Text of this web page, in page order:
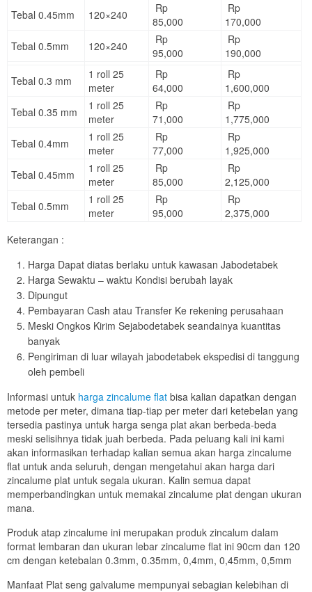
Tebal 0.45mm
120×240
Rp
85,000
Rp
170,000
Tebal 0.5mm
120×240
Rp
95,000
Rp
190,000
Tebal 0.3 mm
1 roll 25
meter
Rp
64,000
Rp
1,600,000
Tebal 0.35 mm
1 roll 25
meter
Rp
71,000
Rp
1,775,000
Tebal 0.4mm
1 roll 25
meter
Rp
77,000
Rp
1,925,000
Tebal 0.45mm
1 roll 25
meter
Rp
85,000
Rp
2,125,000
Tebal 0.5mm
1 roll 25
meter
Rp
95,000
Rp
2,375,000
Keterangan :
Harga Dapat diatas berlaku untuk kawasan Jabodetabek
Harga Sewaktu – waktu Kondisi berubah layak
Dipungut
Pembayaran Cash atau Transfer Ke rekening perusahaan
Meski Ongkos Kirim Sejabodetabek seandainya kuantitas
banyak
Pengiriman di luar wilayah jabodetabek ekspedisi di tanggung
oleh pembeli
Informasi untuk harga zincalume flat bisa kalian dapatkan dengan
metode per meter, dimana tiap-tiap per meter dari ketebelan yang
tersedia pastinya untuk harga senga plat akan berbeda-beda
meski selisihnya tidak juah berbeda. Pada peluang kali ini kami
akan informasikan terhadap kalian semua akan harga zincalume
flat untuk anda seluruh, dengan mengetahui akan harga dari
zincalume plat untuk segala ukuran. Kalin semua dapat
memperbandingkan untuk memakai zincalume plat dengan ukuran
mana.
Produk atap zincalume ini merupakan produk zincalum dalam
format lembaran dan ukuran lebar zincalume flat ini 90cm dan 120
cm dengan ketebalan 0.3mm, 0.35mm, 0,4mm, 0,45mm, 0,5mm
Manfaat Plat seng galvalume mempunyai sebagian kelebihan di